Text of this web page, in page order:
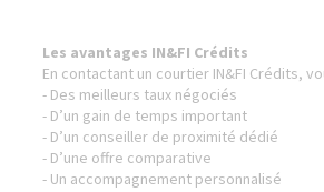
Les avantages IN&FI Crédits
En contactant un courtier IN&FI Crédits,
- Des meilleurs taux négociés
- D’un gain de temps important
- D’un conseiller de proximité dédié
- D’une offre comparative
- Un accompagnement personnalisé